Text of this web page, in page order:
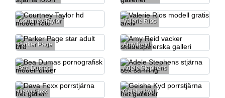
Courtney Taylor Valerie Rios
Parker Page Amy Reid
Bea Dumas Adele Stephens
Dava Foxx Geisha Kyd